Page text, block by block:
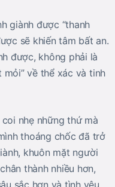
giành được “thanh
sẽ khiến tâm bất an.
được, không phải là
mỏi” về thể xác và tinh
nhẹ những thứ mà
thoáng chốc đã trở
khuôn mặt người
thành nhiều hơn,
sắc hơn và tình yêu